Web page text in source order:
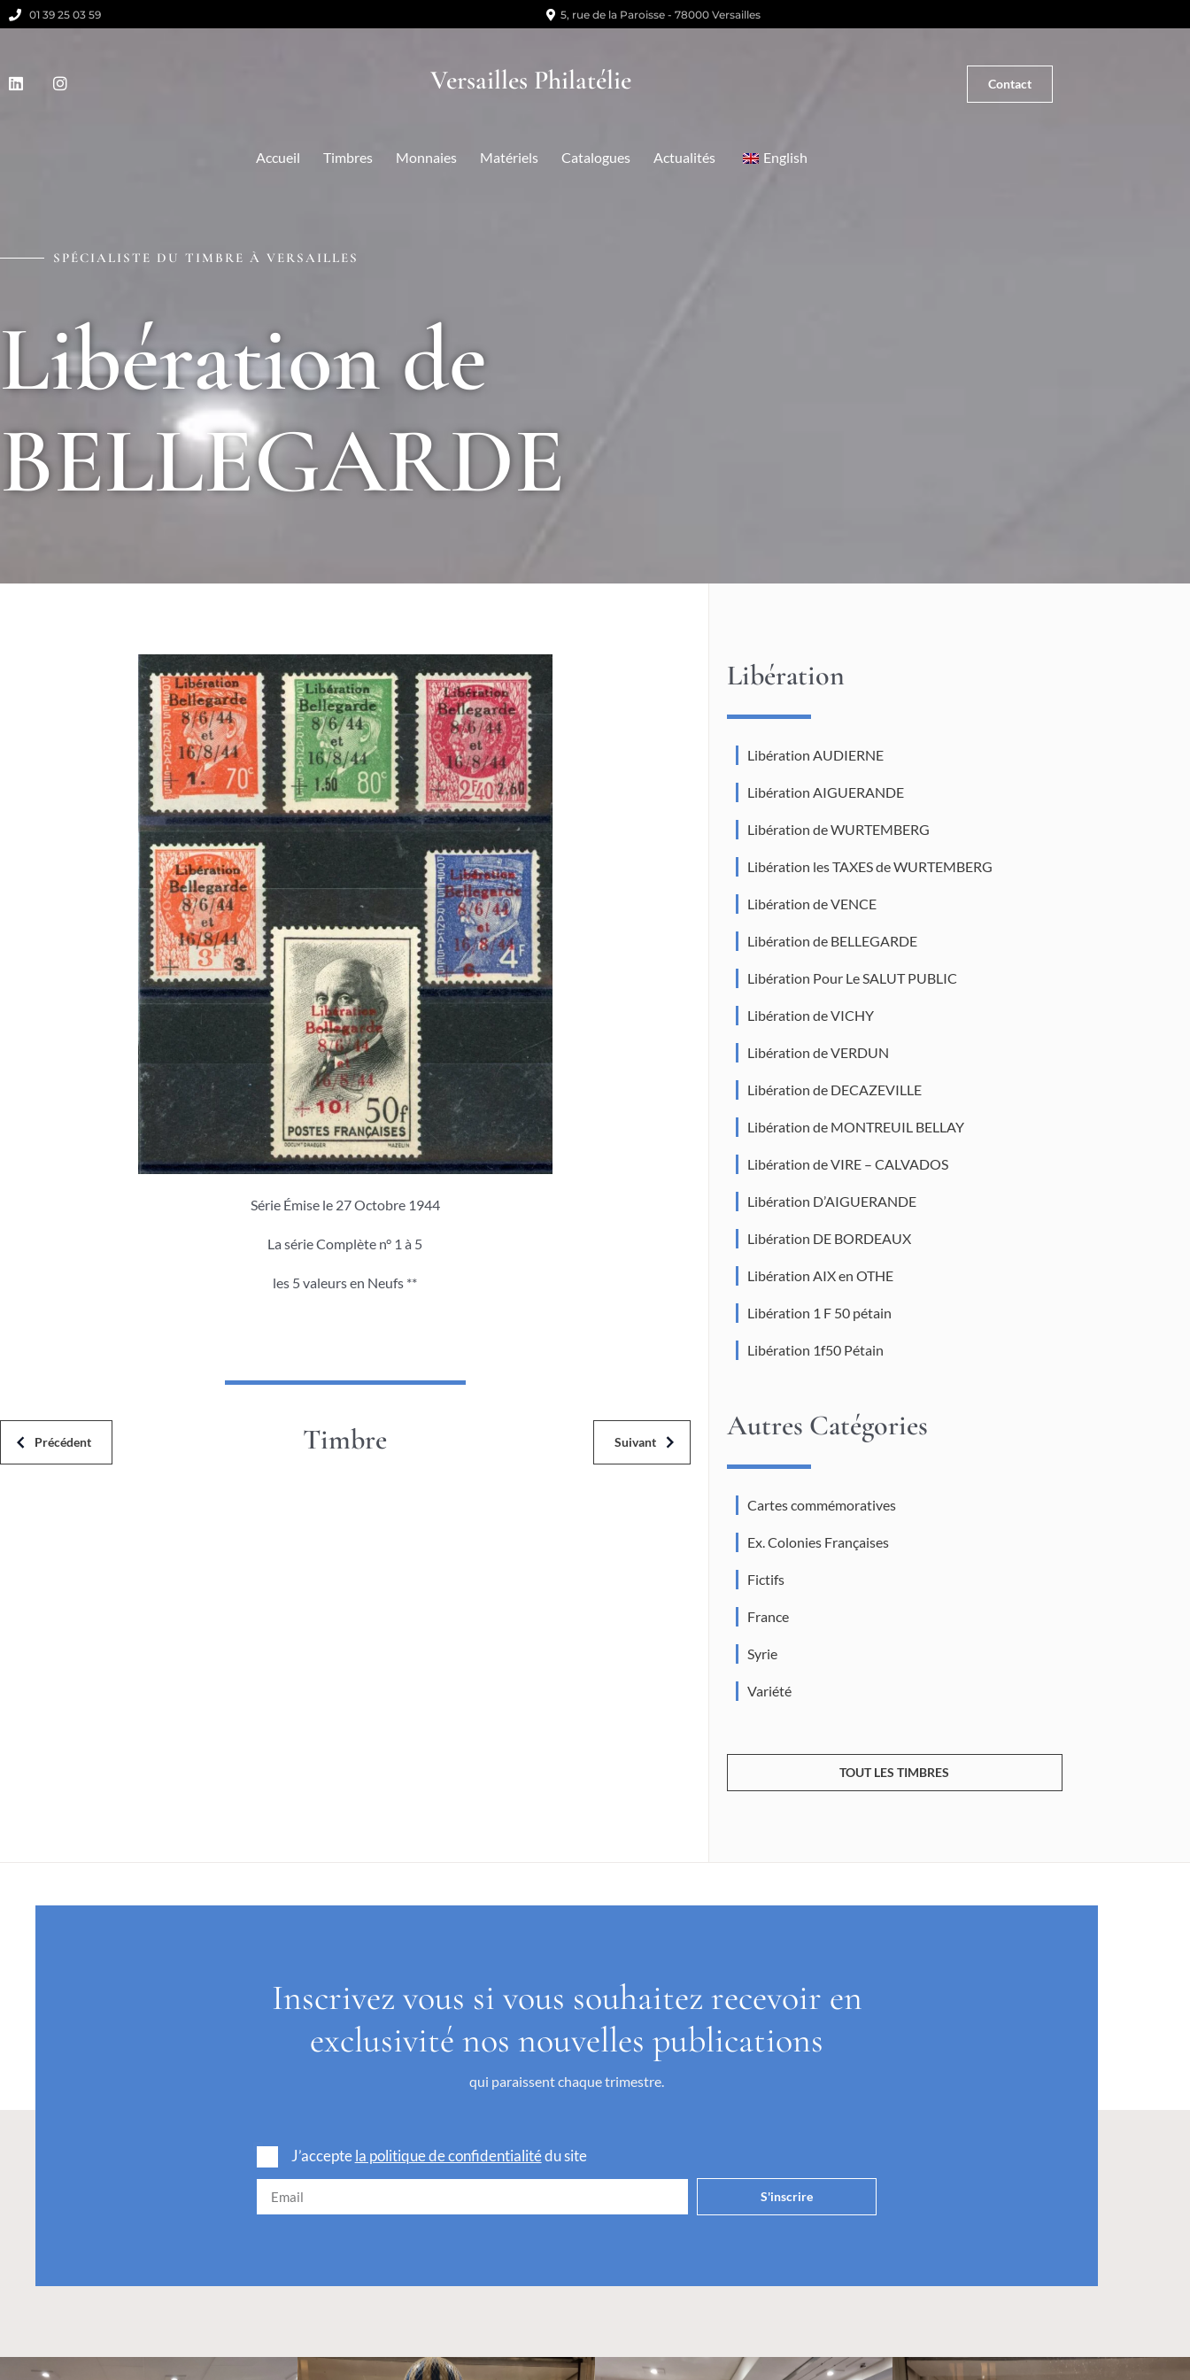
01 39 25 03 59 5, rue de la Paroisse - 78000 Versailles
Versailles Philatélie Contact
Accueil Timbres Monnaies Matériels Catalogues Actualités English
SPÉCIALISTE DU TIMBRE À VERSAILLES
Libération de
BELLEGARDE
Série Émise le 27 Octobre 1944
La série Complète n° 1 à 5
les 5 valeurs en Neufs **
Précédent Suivant
Timbre
Libération
Libération AUDIERNE
Libération AIGUERANDE
Libération de WURTEMBERG
Libération les TAXES de WURTEMBERG
Libération de VENCE
Libération de BELLEGARDE
Libération Pour Le SALUT PUBLIC
Libération de VICHY
Libération de VERDUN
Libération de DECAZEVILLE
Libération de MONTREUIL BELLAY
Libération de VIRE – CALVADOS
Libération D’AIGUERANDE
Libération DE BORDEAUX
Libération AIX en OTHE
Libération 1 F 50 pétain
Libération 1f50 Pétain
Autres Catégories
Cartes commémoratives
Ex. Colonies Françaises
Fictifs
France
Syrie
Variété
TOUT LES TIMBRES
Inscrivez vous si vous souhaitez recevoir en
exclusivité nos nouvelles publications
qui paraissent chaque trimestre.
J’acceptela politique de confidentialitédu site
S'inscrire